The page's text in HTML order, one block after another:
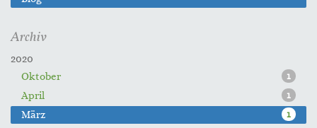
Archiv
2020
Oktober
1
April 1
März 1